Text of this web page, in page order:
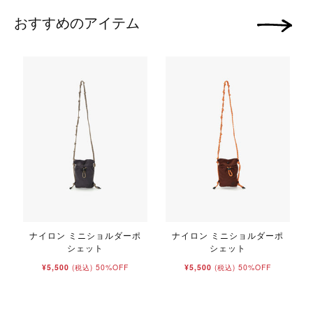
おすすめのアイテム
ナイロン ミニショルダーポ
シェット
¥5,500 (税込) 50%OFF
ナイロン ミニショルダーポ
シェット
¥5,500 (税込) 50%OFF
次の画像